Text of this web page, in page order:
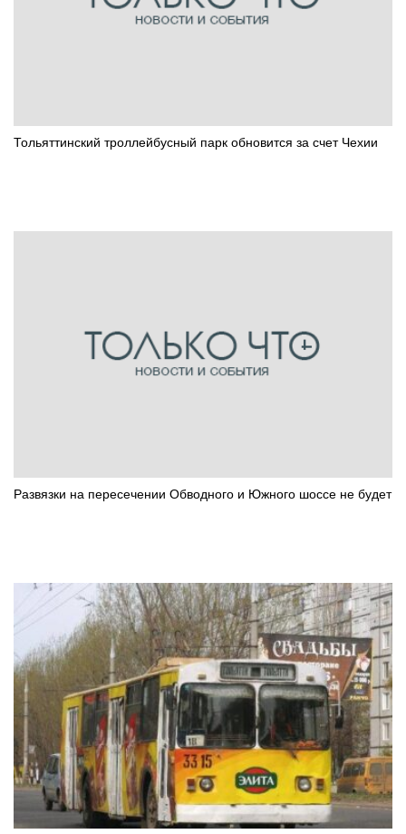
Тольяттинский троллейбусный парк обновится за счет Чехии
Развязки на пересечении Обводного и Южного шоссе не будет